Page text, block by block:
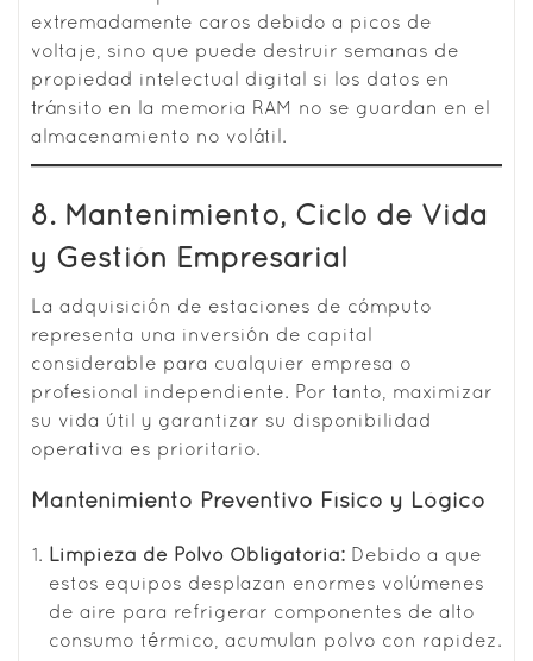
extremadamente caros debido a picos de
voltaje, sino que puede destruir semanas de
propiedad intelectual digital si los datos en
tránsito en la memoria RAM no se guardan en el
almacenamiento no volátil.
8. Mantenimiento, Ciclo de Vida
y Gestión Empresarial
La adquisición de estaciones de cómputo
representa una inversión de capital
considerable para cualquier empresa o
profesional independiente. Por tanto, maximizar
su vida útil y garantizar su disponibilidad
operativa es prioritario.
Mantenimiento Preventivo Físico y Lógico
Limpieza de Polvo Obligatoria: Debido a que
estos equipos desplazan enormes volúmenes
de aire para refrigerar componentes de alto
consumo térmico, acumulan polvo con rapidez.